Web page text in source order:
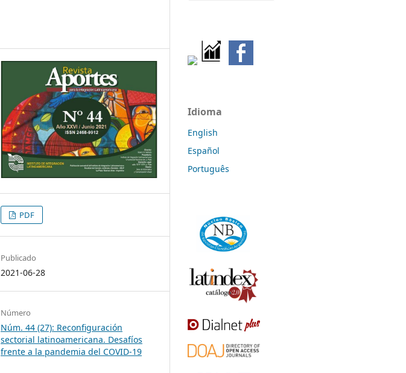
PDF
Publicado
2021-06-28
Número
Núm. 44 (27): Reconfiguración
sectorial latinoamericana. Desafíos
frente a la pandemia del COVID-19
Idioma
English
Español
Português